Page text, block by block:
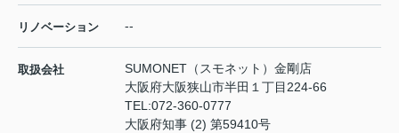
リノベーション --
取扱会社
SUMONET（スモネット）金剛店
大阪府大阪狭山市半田１丁目224-66
TEL:072-360-0777
大阪府知事 (2) 第59410号